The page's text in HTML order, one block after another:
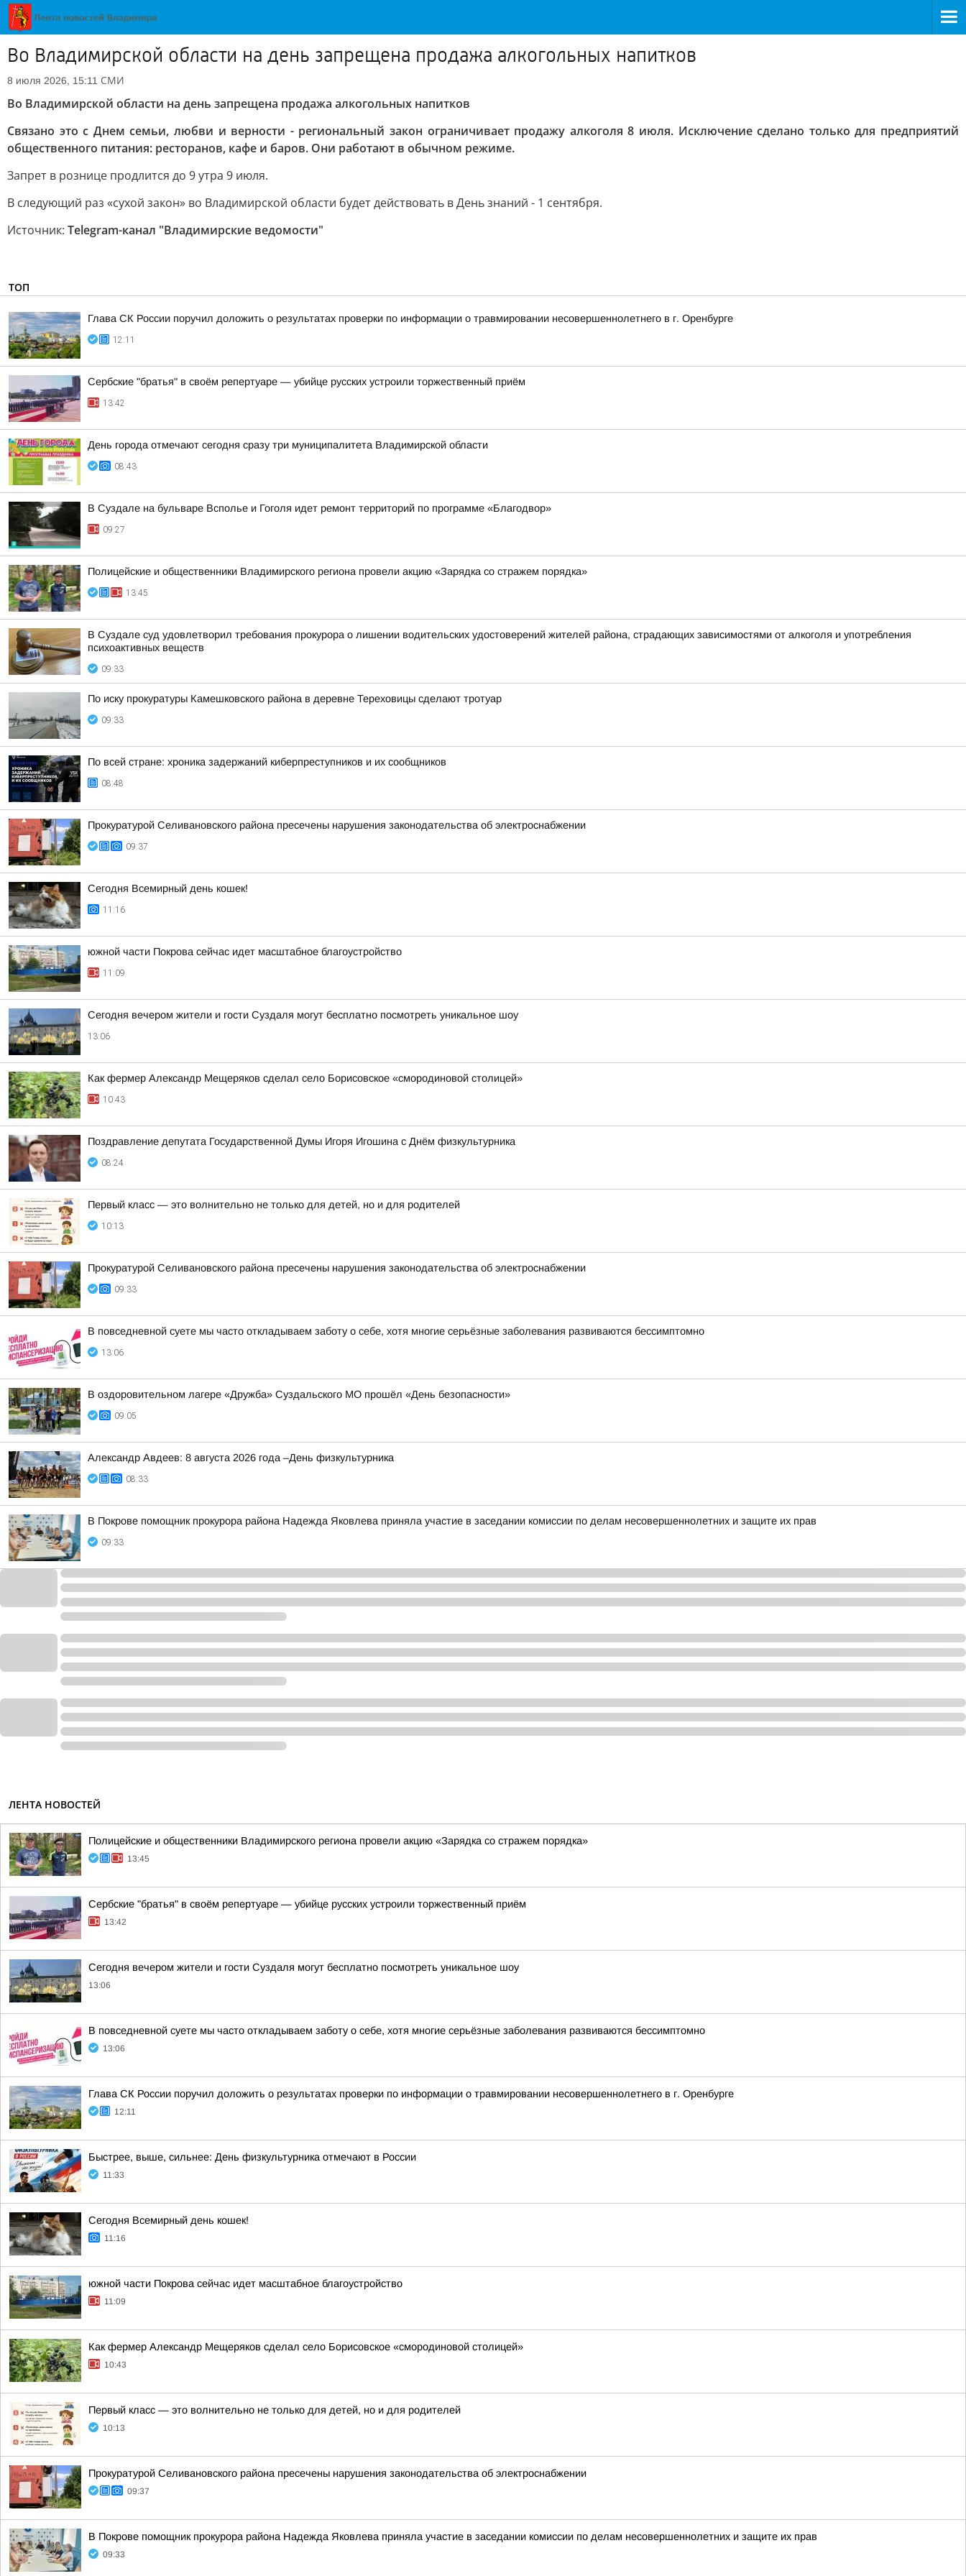
Во Владимирской области на день запрещена продажа алкогольных напитков
8 июля 2026, 15:11 СМИ
Во Владимирской области на день запрещена продажа алкогольных напитков
Связано это с Днем семьи, любви и верности - региональный закон ограничивает продажу алкоголя 8 июля. Исключение сделано только для предприятий
общественного питания: ресторанов, кафе и баров. Они работают в обычном режиме.
Запрет в рознице продлится до 9 утра 9 июля.
В следующий раз «сухой закон» во Владимирской области будет действовать в День знаний - 1 сентября.
Источник: Telegram-канал "Владимирские ведомости"
ТОП
Глава СК России поручил доложить о результатах проверки по информации о травмировании несовершеннолетнего в г. Оренбурге
12:11
Сербские "братья" в своём репертуаре — убийце русских устроили торжественный приём
13:42
День города отмечают сегодня сразу три муниципалитета Владимирской области
08:43
В Суздале на бульваре Всполье и Гоголя идет ремонт территорий по программе «Благодвор»
09:27
Полицейские и общественники Владимирского региона провели акцию «Зарядка со стражем порядка»
13:45
В Суздале суд удовлетворил требования прокурора о лишении водительских удостоверений жителей района, страдающих зависимостями от алкоголя и употребления
психоактивных веществ
09:33
По иску прокуратуры Камешковского района в деревне Тереховицы сделают тротуар
09:33
По всей стране: хроника задержаний киберпреступников и их сообщников
08:48
Прокуратурой Селивановского района пресечены нарушения законодательства об электроснабжении
09:37
Сегодня Всемирный день кошек!
11:16
южной части Покрова сейчас идет масштабное благоустройство
11:09
Сегодня вечером жители и гости Суздаля могут бесплатно посмотреть уникальное шоу
13:06
Как фермер Александр Мещеряков сделал село Борисовское «смородиновой столицей»
10:43
Поздравление депутата Государственной Думы Игоря Игошина с Днём физкультурника
08:24
Первый класс — это волнительно не только для детей, но и для родителей
10:13
Прокуратурой Селивановского района пресечены нарушения законодательства об электроснабжении
09:33
В повседневной суете мы часто откладываем заботу о себе, хотя многие серьёзные заболевания развиваются бессимптомно
13:06
В оздоровительном лагере «Дружба» Суздальского МО прошёл «День безопасности»
09:05
Александр Авдеев: 8 августа 2026 года –День физкультурника
08:33
В Покрове помощник прокурора района Надежда Яковлева приняла участие в заседании комиссии по делам несовершеннолетних и защите их прав
09:33
ЛЕНТА НОВОСТЕЙ
Полицейские и общественники Владимирского региона провели акцию «Зарядка со стражем порядка»
13:45
Сербские "братья" в своём репертуаре — убийце русских устроили торжественный приём
13:42
Сегодня вечером жители и гости Суздаля могут бесплатно посмотреть уникальное шоу
13:06
В повседневной суете мы часто откладываем заботу о себе, хотя многие серьёзные заболевания развиваются бессимптомно
13:06
Глава СК России поручил доложить о результатах проверки по информации о травмировании несовершеннолетнего в г. Оренбурге
12:11
Быстрее, выше, сильнее: День физкультурника отмечают в России
11:33
Сегодня Всемирный день кошек!
11:16
южной части Покрова сейчас идет масштабное благоустройство
11:09
Как фермер Александр Мещеряков сделал село Борисовское «смородиновой столицей»
10:43
Первый класс — это волнительно не только для детей, но и для родителей
10:13
Прокуратурой Селивановского района пресечены нарушения законодательства об электроснабжении
09:37
В Покрове помощник прокурора района Надежда Яковлева приняла участие в заседании комиссии по делам несовершеннолетних и защите их прав
09:33